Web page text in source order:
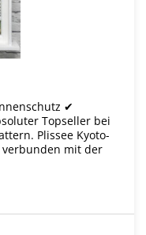
✔
Topseller bei
Plissee Kyoto-
mit der